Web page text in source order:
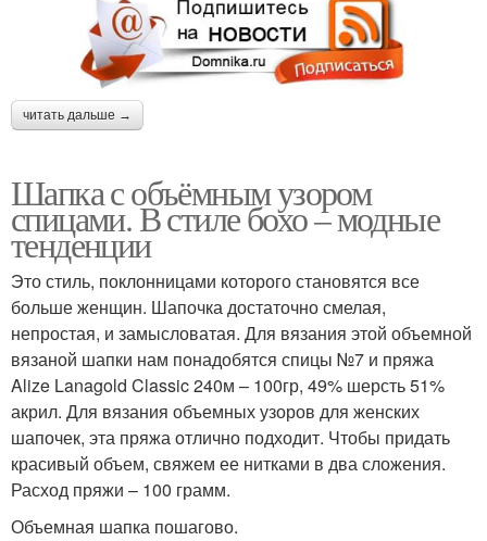
читать дальше →
Шапка с объёмным узором
спицами. В стиле бохо – модные
тенденции
Это стиль, поклонницами которого становятся все
больше женщин. Шапочка достаточно смелая,
непростая, и замысловатая. Для вязания этой объемной
вязаной шапки нам понадобятся спицы №7 и пряжа
Alize Lanagold Classic 240м – 100гр, 49% шерсть 51%
акрил. Для вязания объемных узоров для женских
шапочек, эта пряжа отлично подходит. Чтобы придать
красивый объем, свяжем ее нитками в два сложения.
Расход пряжи – 100 грамм.
Объемная шапка пошагово.